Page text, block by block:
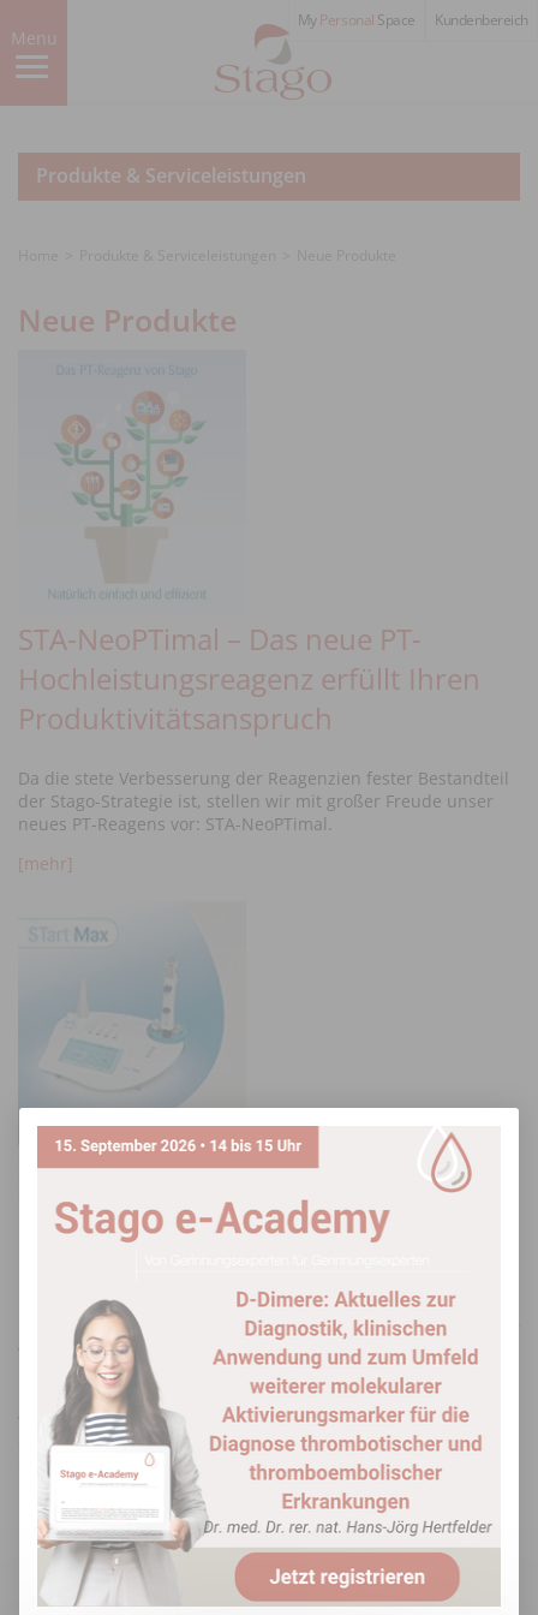
to
main
content
Menu
MyPersonal Space Kundenbereich
Produkte & Serviceleistungen
Neue Produkte
STA-NeoPTimal – Das neue PT-
Hochleistungsreagenz erfüllt Ihren
Produktivitätsanspruch
Da die stete Verbesserung der Reagenzien fester Bestandteil
der Stago-Strategie ist, stellen wir mit großer Freude unser
neues PT-Reagens vor: STA-NeoPTimal.
[mehr]
STart Max – Klein, aber oho!
Der STart Max ist der Nachfolger des STart®4, der als
Halbautomat in kleineren Laboren oder als Backup-System für
vollautomatisierte optische Messsysteme bei
problematischen Proben verwendet wird. Wie alle Geräte der
Max Generation setzt auch der STart Max® auf das bewährte
viskositätsbasierte Detektionssystem (VBDS) und bietet Ihnen
ein umfangreiches Portfolio an Routine- und
Spezialgerinnungs-Clottingtesten.
[mehr]
Image